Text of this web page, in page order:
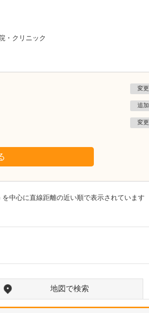
・クリニック
変更
追加
変更
を中心に直線距離の近い順で表示されています
地図で検索
たかしお内科ハートクリニック
高潮 征爾院長取材記事
を繰り返しながら病状は
だんだん悪くなっていき
ます。大学病院で後進の
育成に取り組みつつ、高